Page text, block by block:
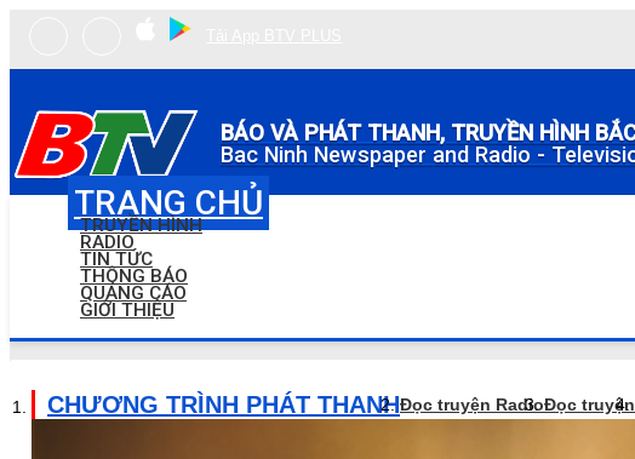
BÁO VÀ PHÁT THANH, TRUYỀN HÌNH
Bac Ninh Newspaper and Radio -
TRANG CHỦ
TRUYỀN HÌNH
RADIO
TIN TỨC
THÔNG BÁO
QUẢNG CÁO
GIỚI THIỆU
CHƯƠNG TRÌNH PHÁT THANHĐọc truyện RadioĐọc truyện